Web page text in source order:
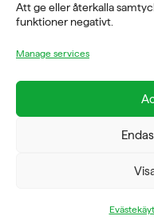
Att ge eller återkalla
funktioner negativt.
Manage services
ADRESS
Rosendalsvägen 18b, SE-